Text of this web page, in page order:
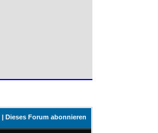
|Dieses Forum abonnieren